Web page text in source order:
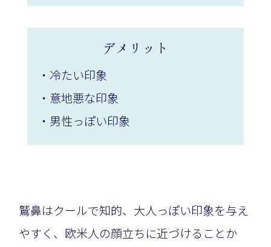
デメリット
・冷たい印象
・意地悪な印象
・男性っぽい印象
鷲鼻はクールで知的、大人っぽい印象を与え
やすく、欧米人の顔立ちに近づけることか